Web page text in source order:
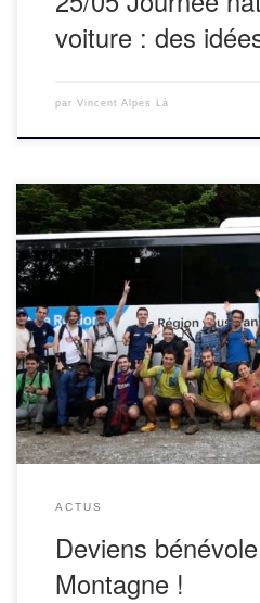
voiture : des
par Vincent Alpes Là
Notre association organise au
Montagne pour proposer de
Grenoble des destinations
temps normal). Pour organiser
ACTUS
Deviens
Montagne !